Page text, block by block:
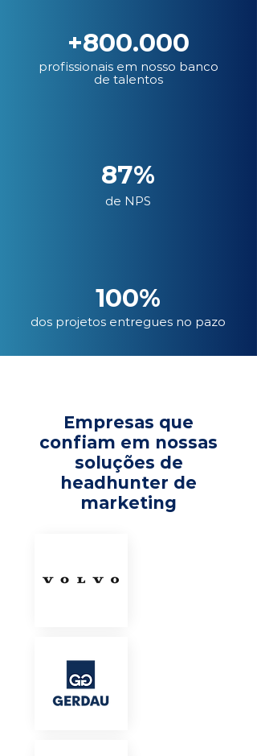
+800.000
profissionais em nosso banco
de talentos
87%
de NPS
100%
dos projetos entregues no pazo
Empresas que
confiam em nossas
soluções de
headhunter de
marketing